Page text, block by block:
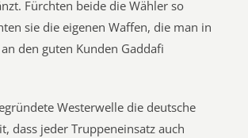
Fürchten beide die Wähler so
sie die eigenen Waffen, die man in
den guten Kunden Gaddafi
Westerwelle die deutsche
dass jeder Truppeneinsatz auch